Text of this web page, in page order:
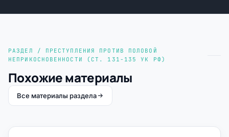
РАЗДЕЛ / ПРЕСТУПЛЕНИЯ ПРОТИВ ПОЛОВОЙ
НЕПРИКОСНОВЕННОСТИ (СТ. 131-135 УК РФ)
Похожие материалы
Все материалы раздела